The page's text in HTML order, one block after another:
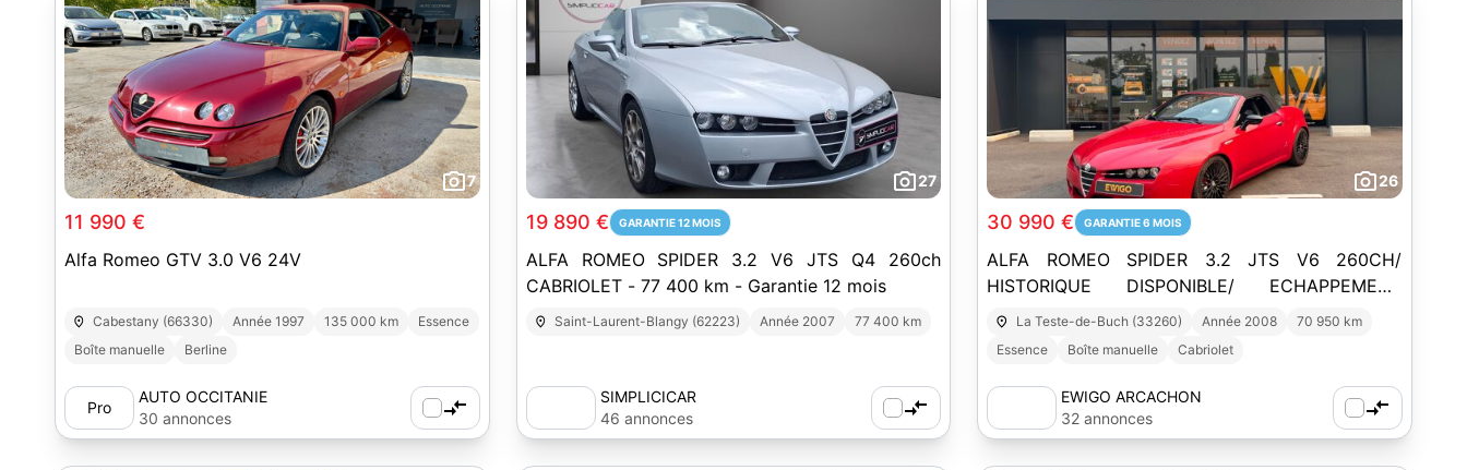
7
11 990 €
Alfa Romeo GTV 3.0 V6 24V
Cabestany (66330) Année 1997 135 000 km
Essence
Boîte manuelle
Berline
Pro
AUTO OCCITANIE
30 annonces
27
19 890 € GARANTIE 12 MOIS
ALFA ROMEO SPIDER 3.2 V6 JTS Q4 260ch
CABRIOLET - 77 400 km - Garantie 12 mois
Saint-Laurent-Blangy (62223) Année 2007 77 400 km
SIMPLICICAR
46 annonces
26
30 990 € GARANTIE 6 MOIS
ALFA ROMEO SPIDER 3.2 JTS V6 260CH/
HISTORIQUE DISPONIBLE/ ECHAPPEMENT
RAGAZZON homologué
La Teste-de-Buch (33260) Année 2008
70 950 km
Essence
Boîte manuelle Cabriolet
EWIGO ARCACHON
32 annonces